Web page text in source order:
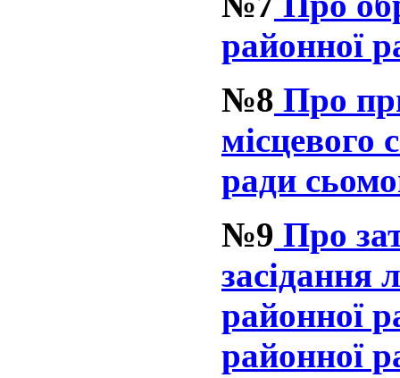
районної
№8 Про
місцевого
ради
№9 Про
засідання
районної
районної